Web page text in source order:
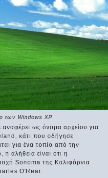
των Windows XP
ως όνομα αρχείου για
κάτι που οδήγησε
για ένα τοπίο από την
αλήθεια είναι ότι η
Sonoma της Καλιφόρνια
O'Rear.